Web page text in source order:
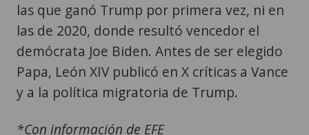
las que ganó Trump por primera vez, ni en
las de 2020, donde resultó vencedor el
demócrata Joe Biden. Antes de ser elegido
Papa, León XIV publicó en X críticas a Vance
y a la política migratoria de Trump.
*Con información de EFE